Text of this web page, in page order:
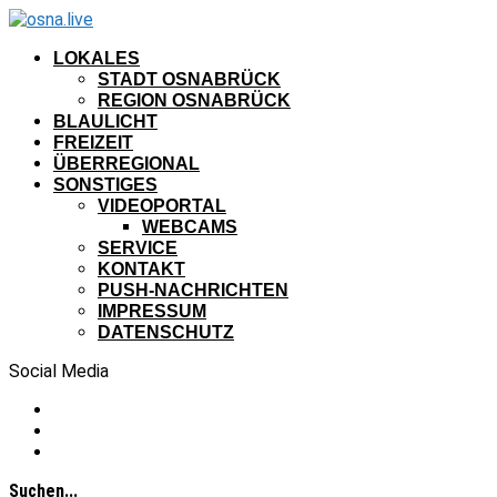
LOKALES
STADT OSNABRÜCK
REGION OSNABRÜCK
BLAULICHT
FREIZEIT
ÜBERREGIONAL
SONSTIGES
VIDEOPORTAL
WEBCAMS
SERVICE
KONTAKT
PUSH-NACHRICHTEN
IMPRESSUM
DATENSCHUTZ
Social Media
Suchen...